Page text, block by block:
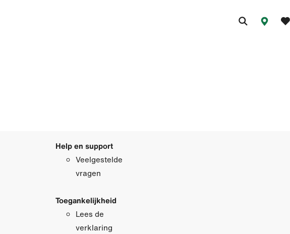
Help en support
Veelgestelde
vragen
Toegankelijkheid
Lees de
verklaring